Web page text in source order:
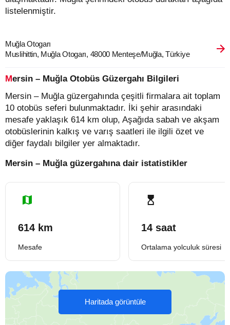
listelenmiştir.
Muğla Otogarı
Muslihittin, Muğla Otogarı, 48000 Menteşe/Muğla, Türkiye
Mersin – Muğla Otobüs Güzergahı Bilgileri
Mersin – Muğla güzergahında çeşitli firmalara ait toplam
10 otobüs seferi bulunmaktadır. İki şehir arasındaki
mesafe yaklaşık 614 km olup, Aşağıda sabah ve akşam
otobüslerinin kalkış ve varış saatleri ile ilgili özet ve
diğer faydalı bilgiler yer almaktadır.
Mersin – Muğla güzergahına dair istatistikler
614 km
Mesafe
14 saat
Ortalama yolculuk süresi
Haritada görüntüle